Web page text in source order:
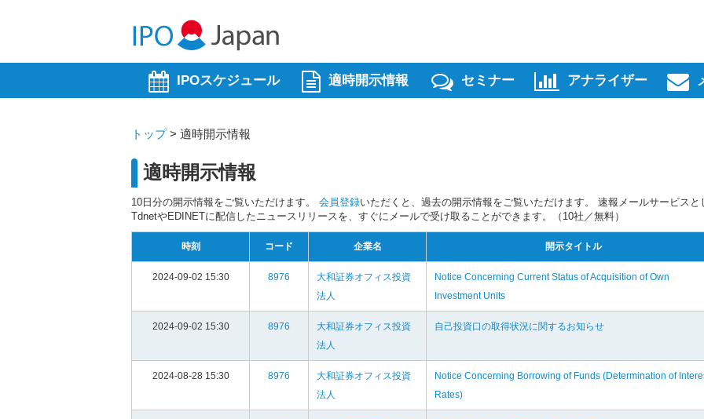
IPOスケジュール 適時開示情報 セミナー アナライザー
トップ> 適時開示情報
適時開示情報
10日分の開示情報をご覧いただけます。 会員登録いただくと、過去の開示情報をご覧いただけます。 速報メールサービスと
TdnetやEDINETに配信したニュースリリースを、すぐにメールで受け取ることができます。（10社／無料）
時刻 コード 企業名 開示タイトル
2024-09-02 15:30 8976
大和証券オフィス投資
法人
Notice Concerning Current Status of Acquisition of Own
Investment Units
2024-09-02 15:30 8976
大和証券オフィス投資
法人
自己投資口の取得状況に関するお知らせ
2024-08-28 15:30 8976
大和証券オフィス投資
法人
Notice Concerning Borrowing of Funds (Determination of
Rates)